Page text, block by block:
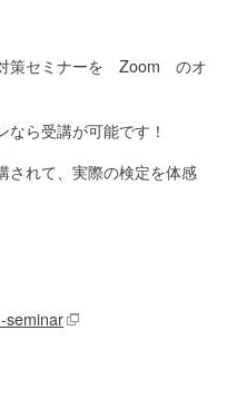
策セミナーを Zoom のオ
ら受講が可能です！
されて、実際の検定を体感
seminar